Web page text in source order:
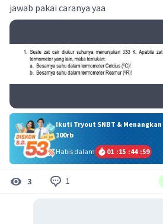
jawab pakai caranya yaa
Ikuti Tryout SNBT &
100rb
Habis dalam
01 :15 :44 :58
3 1